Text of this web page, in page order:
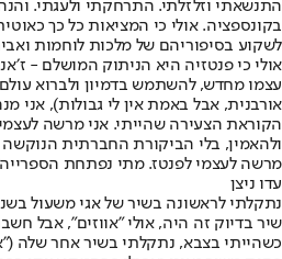
התנשאתי וזלזלתי. התרחקתי ולעגתי.
בקונספציה. אולי כי המציאות כל כך
לשקוע בסיפוריהם של מלכות לוחמות
אולי כי פנטזיה היא הניתוק המושלם -
עצמו מחדש, להשתמש בדמיון ולברוא
אורבנית, אבל באמת אין לי גבולות), אני
הקוראת הצעירה שהייתי. אני מרשה
ולהאמין, בלי הביקורת החברתית
מרשה לעצמי לפנטז. מתי נפתחת
עדו ניצן
נתקלתי לראשונה בשיר של אגי משעול
שיר בדיוק זה היה, אולי "אווזים", אבל
כשהייתי בצבא, נתקלתי בשיר אחר שלה